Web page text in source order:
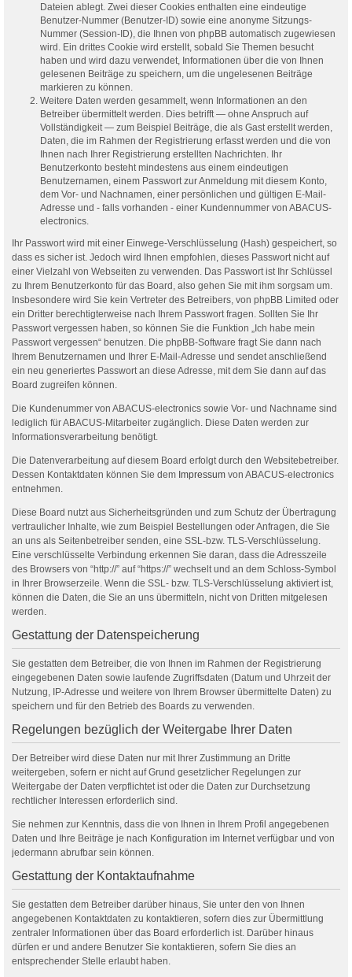
Dateien ablegt. Zwei dieser Cookies enthalten eine eindeutige
Benutzer-Nummer (Benutzer-ID) sowie eine anonyme Sitzungs-
Nummer (Session-ID), die Ihnen von phpBB automatisch zugewiesen
wird. Ein drittes Cookie wird erstellt, sobald Sie Themen besucht
haben und wird dazu verwendet, Informationen über die von Ihnen
gelesenen Beiträge zu speichern, um die ungelesenen Beiträge
markieren zu können.
Weitere Daten werden gesammelt, wenn Informationen an den
Betreiber übermittelt werden. Dies betrifft — ohne Anspruch auf
Vollständigkeit — zum Beispiel Beiträge, die als Gast erstellt werden,
Daten, die im Rahmen der Registrierung erfasst werden und die von
Ihnen nach Ihrer Registrierung erstellten Nachrichten. Ihr
Benutzerkonto besteht mindestens aus einem eindeutigen
Benutzernamen, einem Passwort zur Anmeldung mit diesem Konto,
dem Vor- und Nachnamen, einer persönlichen und gültigen E-Mail-
Adresse und - falls vorhanden - einer Kundennummer von ABACUS-
electronics.
Ihr Passwort wird mit einer Einwege-Verschlüsselung (Hash) gespeichert, so
dass es sicher ist. Jedoch wird Ihnen empfohlen, dieses Passwort nicht auf
einer Vielzahl von Webseiten zu verwenden. Das Passwort ist Ihr Schlüssel
zu Ihrem Benutzerkonto für das Board, also gehen Sie mit ihm sorgsam um.
Insbesondere wird Sie kein Vertreter des Betreibers, von phpBB Limited oder
ein Dritter berechtigterweise nach Ihrem Passwort fragen. Sollten Sie Ihr
Passwort vergessen haben, so können Sie die Funktion „Ich habe mein
Passwort vergessen“ benutzen. Die phpBB-Software fragt Sie dann nach
Ihrem Benutzernamen und Ihrer E-Mail-Adresse und sendet anschließend
ein neu generiertes Passwort an diese Adresse, mit dem Sie dann auf das
Board zugreifen können.
Die Kundenummer von ABACUS-electronics sowie Vor- und Nachname sind
lediglich für ABACUS-Mitarbeiter zugänglich. Diese Daten werden zur
Informationsverarbeitung benötigt.
Die Datenverarbeitung auf diesem Board erfolgt durch den Websitebetreiber.
Dessen Kontaktdaten können Sie dem Impressum von ABACUS-electronics
entnehmen.
Diese Board nutzt aus Sicherheitsgründen und zum Schutz der Übertragung
vertraulicher Inhalte, wie zum Beispiel Bestellungen oder Anfragen, die Sie
an uns als Seitenbetreiber senden, eine SSL-bzw. TLS-Verschlüsselung.
Eine verschlüsselte Verbindung erkennen Sie daran, dass die Adresszeile
des Browsers von “http://” auf “https://” wechselt und an dem Schloss-Symbol
in Ihrer Browserzeile. Wenn die SSL- bzw. TLS-Verschlüsselung aktiviert ist,
können die Daten, die Sie an uns übermitteln, nicht von Dritten mitgelesen
werden.
Gestattung der Datenspeicherung
Sie gestatten dem Betreiber, die von Ihnen im Rahmen der Registrierung
eingegebenen Daten sowie laufende Zugriffsdaten (Datum und Uhrzeit der
Nutzung, IP-Adresse und weitere von Ihrem Browser übermittelte Daten) zu
speichern und für den Betrieb des Boards zu verwenden.
Regelungen bezüglich der Weitergabe Ihrer Daten
Der Betreiber wird diese Daten nur mit Ihrer Zustimmung an Dritte
weitergeben, sofern er nicht auf Grund gesetzlicher Regelungen zur
Weitergabe der Daten verpflichtet ist oder die Daten zur Durchsetzung
rechtlicher Interessen erforderlich sind.
Sie nehmen zur Kenntnis, dass die von Ihnen in Ihrem Profil angegebenen
Daten und Ihre Beiträge je nach Konfiguration im Internet verfügbar und von
jedermann abrufbar sein können.
Gestattung der Kontaktaufnahme
Sie gestatten dem Betreiber darüber hinaus, Sie unter den von Ihnen
angegebenen Kontaktdaten zu kontaktieren, sofern dies zur Übermittlung
zentraler Informationen über das Board erforderlich ist. Darüber hinaus
dürfen er und andere Benutzer Sie kontaktieren, sofern Sie dies an
entsprechender Stelle erlaubt haben.